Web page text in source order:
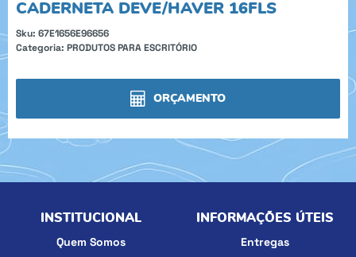
CADERNETA DEVE/HAVER 16FLS
Sku: 67E1656E96656
Categoria: PRODUTOS PARA ESCRITÓRIO
ORÇAMENTO
INSTITUCIONAL
Quem Somos
INFORMAÇÕES ÚTEIS
Entregas